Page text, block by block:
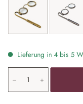
messing silber
Lieferung in 4 bis 5
Produkt Anzahl: